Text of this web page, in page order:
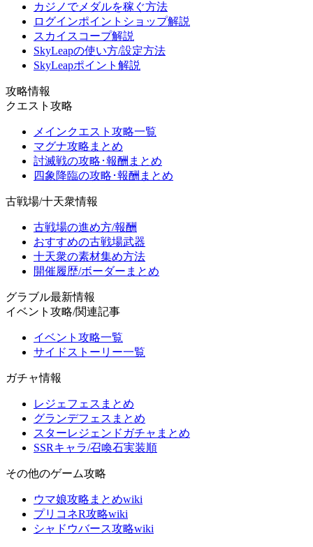
カジノでメダルを稼ぐ方法
ログインポイントショップ解説
スカイスコープ解説
SkyLeapの使い方/設定方法
SkyLeapポイント解説
攻略情報
クエスト攻略
メインクエスト攻略一覧
マグナ攻略まとめ
討滅戦の攻略･報酬まとめ
四象降臨の攻略･報酬まとめ
古戦場/十天衆情報
古戦場の進め方/報酬
おすすめの古戦場武器
十天衆の素材集め方法
開催履歴/ボーダーまとめ
グラブル最新情報
イベント攻略/関連記事
イベント攻略一覧
サイドストーリー一覧
ガチャ情報
レジェフェスまとめ
グランデフェスまとめ
スターレジェンドガチャまとめ
SSRキャラ/召喚石実装順
その他のゲーム攻略
ウマ娘攻略まとめwiki
プリコネR攻略wiki
シャドウバース攻略wiki